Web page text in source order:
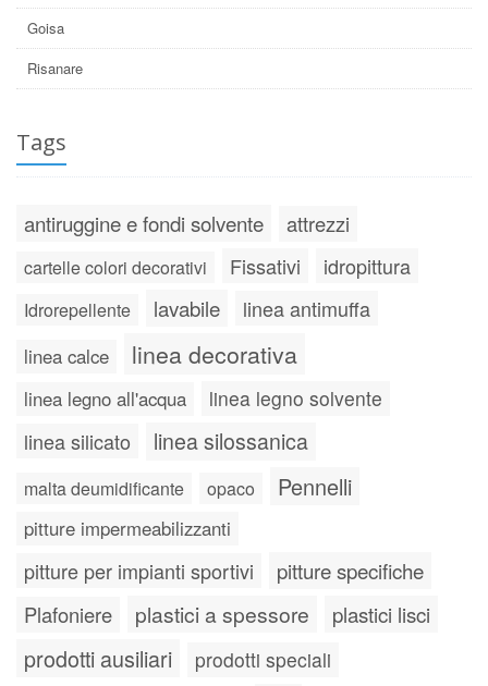
Goisa
Risanare
Tags
antiruggine e fondi solvente attrezzi
cartelle colori decorativi Fissativi idropittura
Idrorepellente lavabile linea antimuffa
linea calce linea decorativa
linea legno all'acqua linea legno solvente
linea silicato linea silossanica
malta deumidificante opaco Pennelli
pitture impermeabilizzanti
pitture per impianti sportivi pitture specifiche
Plafoniere plastici a spessore plastici lisci
prodotti ausiliari
prodotti speciali